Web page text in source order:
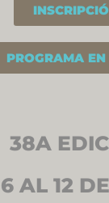
INSCRIPCIÓ
PROGRAMA
38A
AL 12